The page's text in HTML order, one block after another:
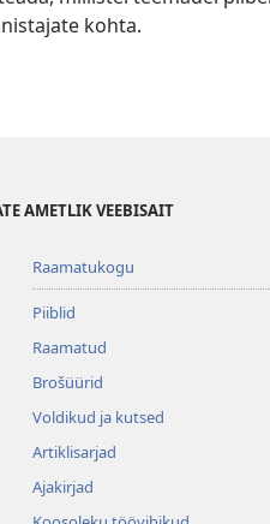
kohta.
AMETLIK VEEBISAIT
Raamatukogu
Piiblid
Raamatud
Brošüürid
Voldikud ja kutsed
Artiklisarjad
Ajakirjad